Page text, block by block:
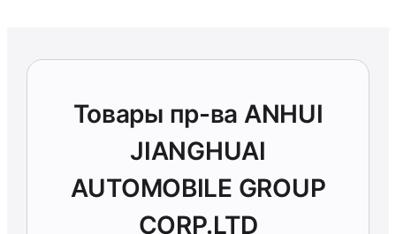
Товары пр-ва ANHUI
JIANGHUAI
AUTOMOBILE GROUP
CORP.LTD